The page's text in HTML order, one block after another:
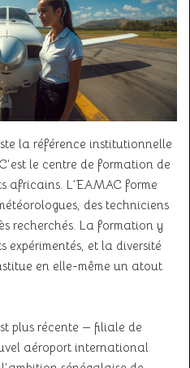
la référence institutionnelle
le centre de formation de
africains. L’EAMAC forme
des techniciens
recherchés. La formation y
expérimentés, et la diversité
en elle-même un atout
plus récente — filiale de
aéroport international